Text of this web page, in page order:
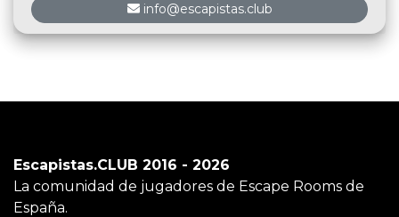
info@escapistas.club
Escapistas.CLUB 2016 - 2026
La comunidad de jugadores de Escape Rooms de
España.